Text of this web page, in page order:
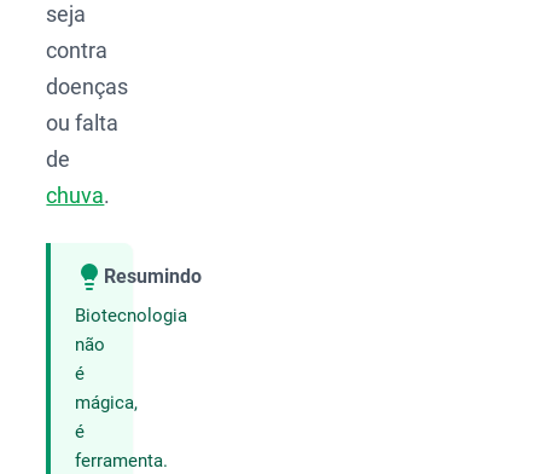
seja
contra
doenças
ou falta
de
chuva.
Resumindo
Biotecnologia
não
é
mágica,
é
ferramenta.